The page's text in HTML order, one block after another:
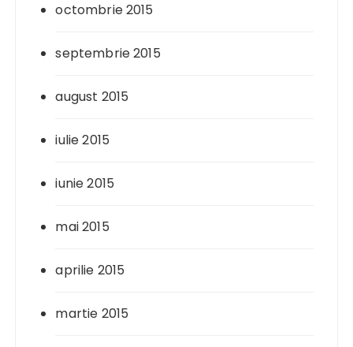
octombrie 2015
septembrie 2015
august 2015
iulie 2015
iunie 2015
mai 2015
aprilie 2015
martie 2015